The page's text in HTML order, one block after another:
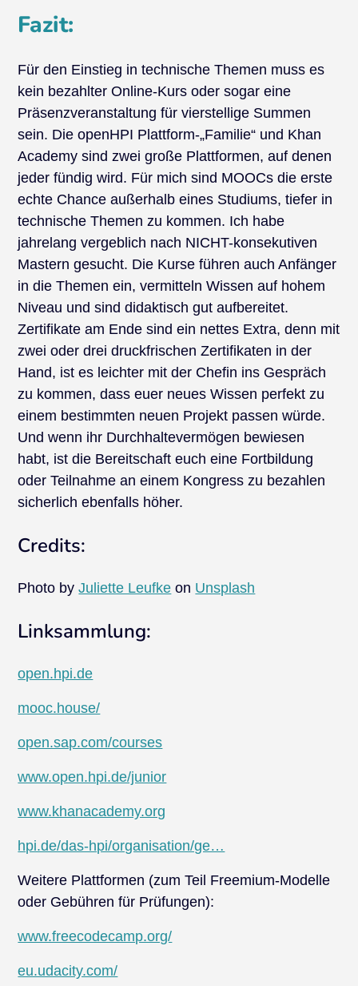
Fazit:
Für den Einstieg in technische Themen muss es
kein bezahlter Online-Kurs oder sogar eine
Präsenzveranstaltung für vierstellige Summen
sein. Die openHPI Plattform-„Familie“ und Khan
Academy sind zwei große Plattformen, auf denen
jeder fündig wird. Für mich sind MOOCs die erste
echte Chance außerhalb eines Studiums, tiefer in
technische Themen zu kommen. Ich habe
jahrelang vergeblich nach NICHT-konsekutiven
Mastern gesucht. Die Kurse führen auch Anfänger
in die Themen ein, vermitteln Wissen auf hohem
Niveau und sind didaktisch gut aufbereitet.
Zertifikate am Ende sind ein nettes Extra, denn mit
zwei oder drei druckfrischen Zertifikaten in der
Hand, ist es leichter mit der Chefin ins Gespräch
zu kommen, dass euer neues Wissen perfekt zu
einem bestimmten neuen Projekt passen würde.
Und wenn ihr Durchhaltevermögen bewiesen
habt, ist die Bereitschaft euch eine Fortbildung
oder Teilnahme an einem Kongress zu bezahlen
sicherlich ebenfalls höher.
Credits:
Photo byJuliette Leufke on Unsplash
Linksammlung:
open.hpi.de
mooc.house/
open.sap.com/courses
www.open.hpi.de/junior
www.khanacademy.org
hpi.de/das-hpi/organisation/ge…
Weitere Plattformen (zum Teil Freemium-Modelle
oder Gebühren für Prüfungen):
www.freecodecamp.org/
eu.udacity.com/